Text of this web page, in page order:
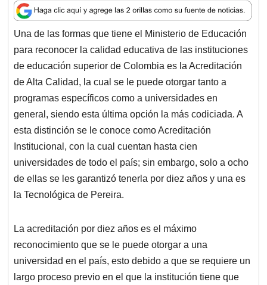
a
t
s
A
p
p
c
e
b
o
o
k
n
k
e
d
I
n
a
i
l
r
e
a
d
s
Una de las formas que tiene el Ministerio de Educación
para reconocer la calidad educativa de las instituciones
de educación superior de Colombia es la Acreditación
de Alta Calidad, la cual se le puede otorgar tanto a
programas específicos como a universidades en
general, siendo esta última opción la más codiciada. A
esta distinción se le conoce como Acreditación
Institucional, con la cual cuentan hasta cien
universidades de todo el país; sin embargo, solo a ocho
de ellas se les garantizó tenerla por diez años y una es
la Tecnológica de Pereira.
La acreditación por diez años es el máximo
reconocimiento que se le puede otorgar a una
universidad en el país, esto debido a que se requiere un
largo proceso previo en el que la institución tiene que